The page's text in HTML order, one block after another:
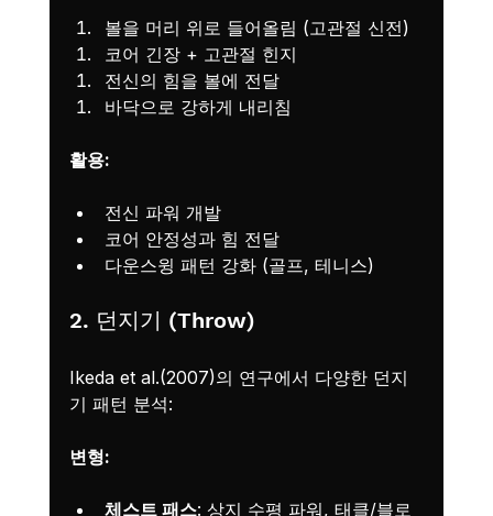
볼을 머리 위로 들어올림 (고관절 신전)
코어 긴장 + 고관절 힌지
전신의 힘을 볼에 전달
바닥으로 강하게 내리침
활용:
전신 파워 개발
코어 안정성과 힘 전달
다운스윙 패턴 강화 (골프, 테니스)
2. 던지기 (Throw)
Ikeda et al.(2007)의 연구에서 다양한 던지
기 패턴 분석:
변형:
체스트 패스: 상지 수평 파워, 태클/블로